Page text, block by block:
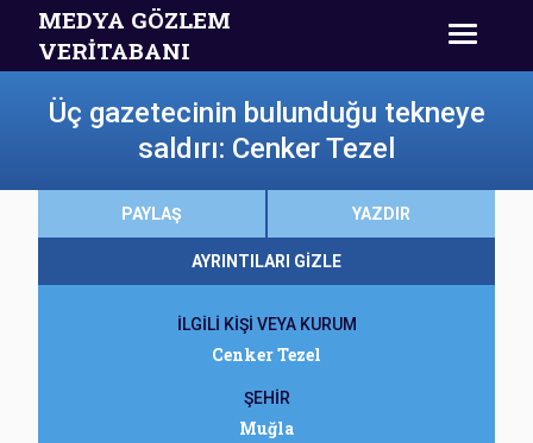
MEDYA GÖZLEM
VERİTABANI
Üç gazetecinin bulunduğu tekneye
saldırı: Cenker Tezel
PAYLAŞ YAZDIR
AYRINTILARI GİZLE
İLGİLİ KİŞİ VEYA KURUM
Cenker Tezel
ŞEHİR
Muğla